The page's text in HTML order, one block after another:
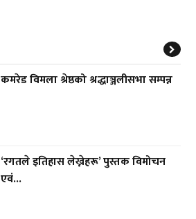
कमरेड विमला श्रेष्ठको श्रद्धाञ्जलीसभा सम्पन्न
‘रगतले इतिहास लेख्नेहरू’ पुस्तक विमोचन
एवं...